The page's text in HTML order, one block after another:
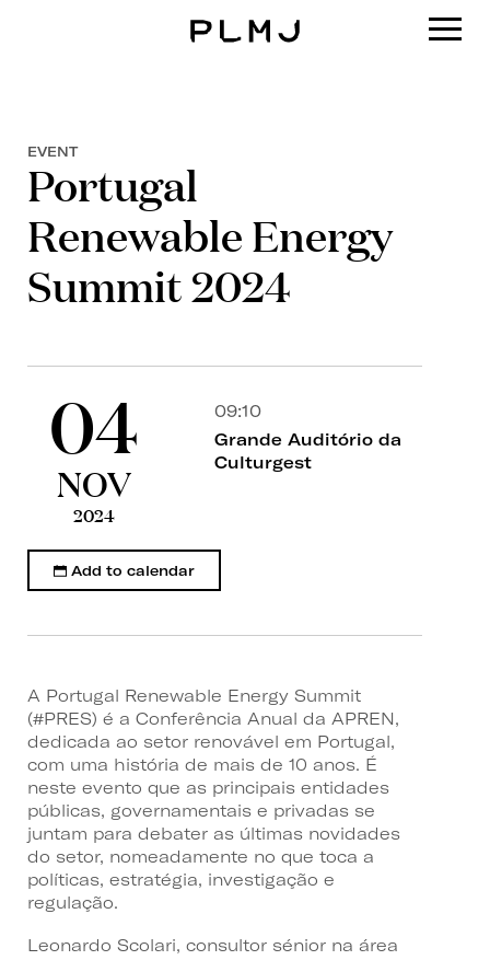
EVENT
Portugal
Renewable Energy
Summit 2024
04
NOV
2024
09:10
Grande Auditório da
Culturgest
Add to calendar
A Portugal Renewable Energy Summit
(#PRES) é a Conferência Anual da APREN,
dedicada ao setor renovável em Portugal,
com uma história de mais de 10 anos. É
neste evento que as principais entidades
públicas, governamentais e privadas se
juntam para debater as últimas novidades
do setor, nomeadamente no que toca a
políticas, estratégia, investigação e
regulação.
Leonardo Scolari, consultor sénior na área